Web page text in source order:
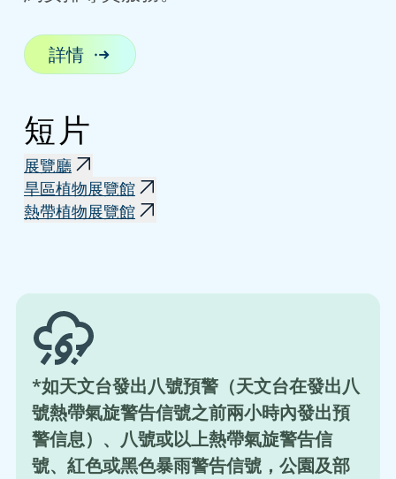
詳情
短片
展覽廳
旱區植物展覽館
熱帶植物展覽館
*如天文台發出八號預警（天文台在發出八
號熱帶氣旋警告信號之前兩小時內發出預
警信息）、八號或以上熱帶氣旋警告信
號、紅色或黑色暴雨警告信號，公園及部